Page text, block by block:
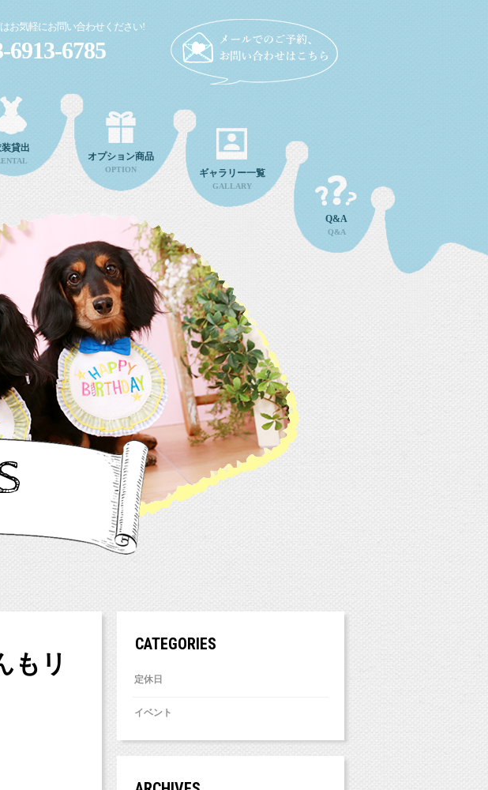
お気軽にお問い合わせください!
6913-6785
貸出
オプション商品
OPTION ギャラリー一覧
GALLARY
Q&A
Q&A
もリ
CATEGORIES
定休日
イベント